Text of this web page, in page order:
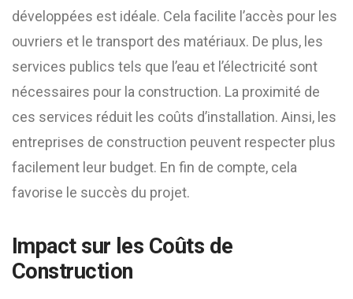
développées est idéale. Cela facilite l’accès pour les
ouvriers et le transport des matériaux. De plus, les
services publics tels que l’eau et l’électricité sont
nécessaires pour la construction. La proximité de
ces services réduit les coûts d’installation. Ainsi, les
entreprises de construction peuvent respecter plus
facilement leur budget. En fin de compte, cela
favorise le succès du projet.
Impact sur les Coûts de
Construction